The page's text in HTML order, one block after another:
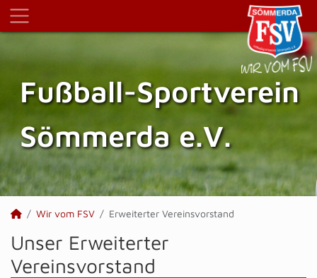
Fußball-Sportverein
Sömmerda e.V.
Wir vom FSV Erweiterter Vereinsvorstand
Unser Erweiterter
Vereinsvorstand